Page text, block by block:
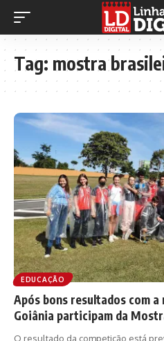
Tag: mostra
EDUCAÇÃO
Após bons resultados com
Goiânia participam da
O resultado da competição está